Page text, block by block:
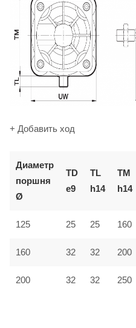
+ Добавить ход
Диаметр
поршня
Ø
TD
e9
TL
h14
TM
h14
125 25 25 160
160 32 32 200
200 32 32 250